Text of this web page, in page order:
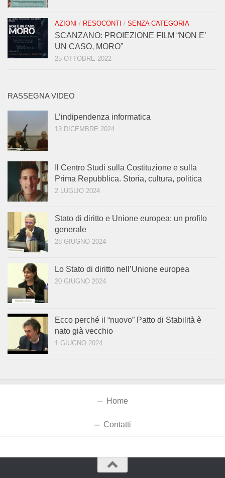
AZIONI / RESOCONTI / SENZA CATEGORIA
SCANZANO: PROIEZIONE FILM “NON E’
UN CASO, MORO”
25 OTTOBRE 2022
RASSEGNA VIDEO
L’indipendenza informatica
13 DICEMBRE 2024
Il Centro Studi sulla Costituzione e sulla
Prima Repubblica. Storia, cultura, politica
2 LUGLIO 2024
Stato di diritto e Unione europea: un profilo
generale
28 GIUGNO 2024
Lo Stato di diritto nell’Unione europea
20 GIUGNO 2024
Ecco perché il “nuovo” Patto di Stabilità è
nato già vecchio
1 GIUGNO 2024
Home
Contatti